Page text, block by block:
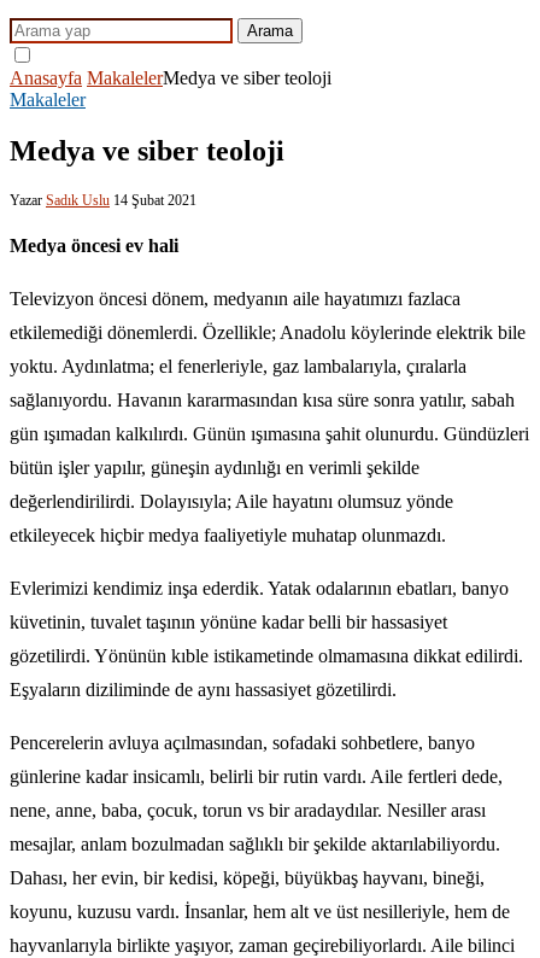
Arama
Anasayfa MakalelerMedya ve siber teoloji
Makaleler
Medya ve siber teoloji
Yazar Sadık Uslu 14 Şubat 2021
Medya öncesi ev hali
Televizyon öncesi dönem, medyanın aile hayatımızı fazlaca
etkilemediği dönemlerdi. Özellikle; Anadolu köylerinde elektrik bile
yoktu. Aydınlatma; el fenerleriyle, gaz lambalarıyla, çıralarla
sağlanıyordu. Havanın kararmasından kısa süre sonra yatılır, sabah
gün ışımadan kalkılırdı. Günün ışımasına şahit olunurdu. Gündüzleri
bütün işler yapılır, güneşin aydınlığı en verimli şekilde
değerlendirilirdi. Dolayısıyla; Aile hayatını olumsuz yönde
etkileyecek hiçbir medya faaliyetiyle muhatap olunmazdı.
Evlerimizi kendimiz inşa ederdik. Yatak odalarının ebatları, banyo
küvetinin, tuvalet taşının yönüne kadar belli bir hassasiyet
gözetilirdi. Yönünün kıble istikametinde olmamasına dikkat edilirdi.
Eşyaların diziliminde de aynı hassasiyet gözetilirdi.
Pencerelerin avluya açılmasından, sofadaki sohbetlere, banyo
günlerine kadar insicamlı, belirli bir rutin vardı. Aile fertleri dede,
nene, anne, baba, çocuk, torun vs bir aradaydılar. Nesiller arası
mesajlar, anlam bozulmadan sağlıklı bir şekilde aktarılabiliyordu.
Dahası, her evin, bir kedisi, köpeği, büyükbaş hayvanı, bineği,
koyunu, kuzusu vardı. İnsanlar, hem alt ve üst nesilleriyle, hem de
hayvanlarıyla birlikte yaşıyor, zaman geçirebiliyorlardı. Aile bilinci